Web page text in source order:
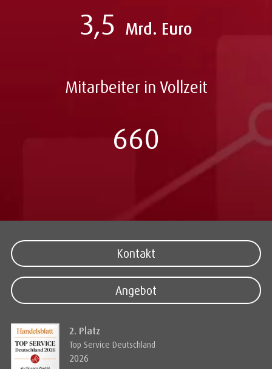
3,5 Mrd. Euro
Mitarbeiter in Vollzeit
660
Kontakt
Angebot
2. Platz
Top Service Deutschland
2026